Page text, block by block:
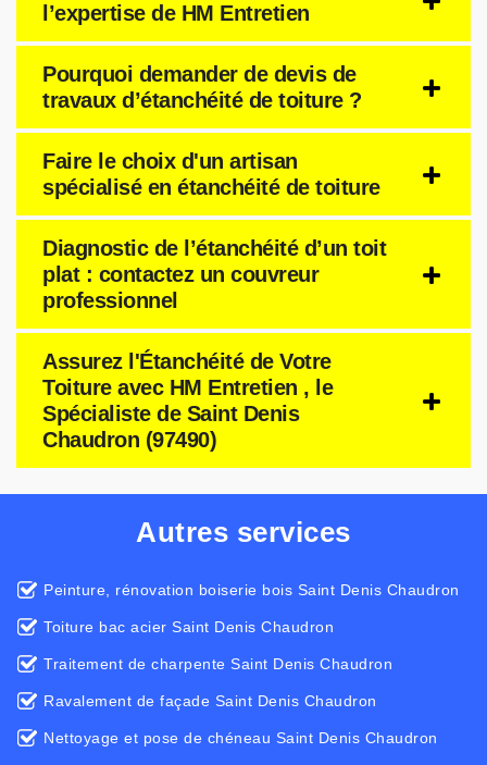
l’expertise de HM Entretien
Pourquoi demander de devis de
travaux d’étanchéité de toiture ?
Faire le choix d'un artisan
spécialisé en étanchéité de toiture
Diagnostic de l’étanchéité d’un toit
plat : contactez un couvreur
professionnel
Assurez l'Étanchéité de Votre
Toiture avec HM Entretien , le
Spécialiste de Saint Denis
Chaudron (97490)
Autres services
Peinture, rénovation boiserie bois Saint Denis Chaudron
Toiture bac acier Saint Denis Chaudron
Traitement de charpente Saint Denis Chaudron
Ravalement de façade Saint Denis Chaudron
Nettoyage et pose de chéneau Saint Denis Chaudron